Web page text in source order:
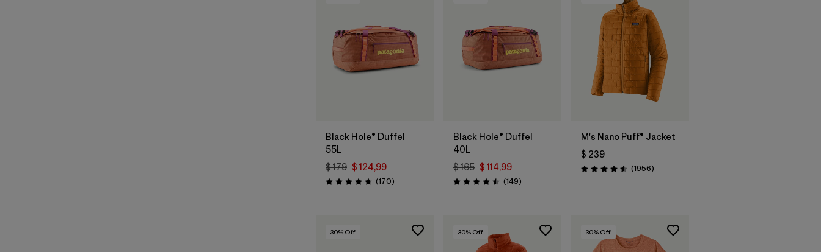
Black Hole® Duffel
55L
$ 179 $ 124,99
Valoración: 4.6 / 5
(170Comentarios
)
Black Hole® Duffel
40L
$ 165 $ 114,99
Valoración: 4.5 / 5
(149Comentarios
)
M's Nano Puff® Jacket
$ 239
Valoración: 4.6 / 5
(1956Comentarios
)
30% Off 30% Off 30% Off